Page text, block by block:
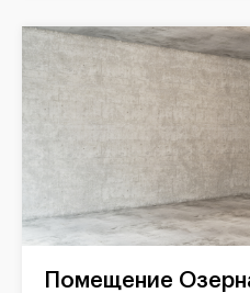
Помещение Озерная в ЖК Левел